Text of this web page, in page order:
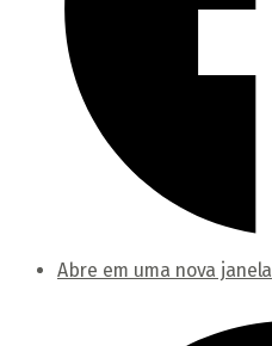
Abre em uma nova janela